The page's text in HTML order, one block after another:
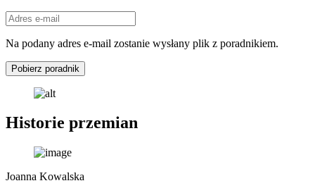
Na podany adres e-mail zostanie wysłany plik z poradnikiem.
Pobierz poradnik
Historie przemian
Joanna Kowalska